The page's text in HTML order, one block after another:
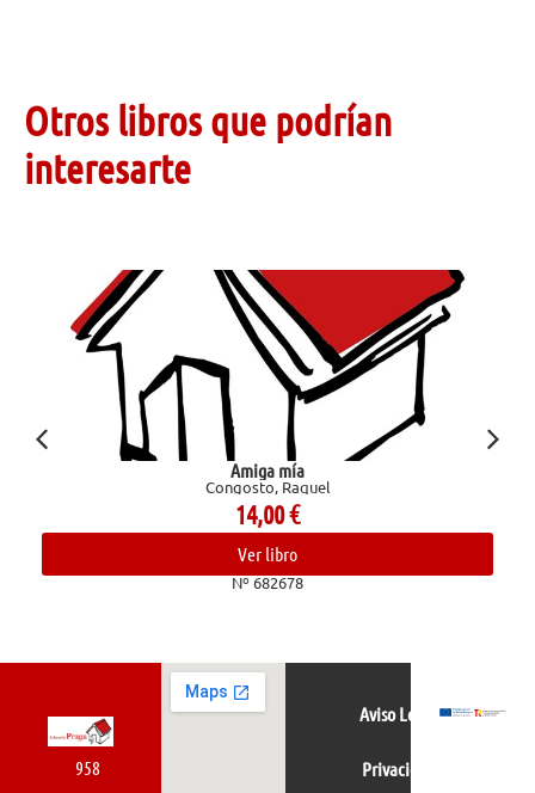
Otros libros que podrían
interesarte
Amiga mía
Congosto, Raquel
14,00€
Ver libro
Nº 682678
958
Aviso Legal
Privacidad